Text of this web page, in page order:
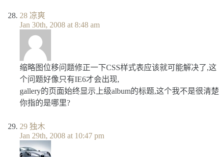
28 凉爽
Jan 30th, 2008 at 8:48 am
缩略图位移问题修正一下CSS样式表应该就可能解决了,这
个问题好像只有IE6才会出现,
gallery的页面始终显示上级album的标题,这个我不是很清楚
你指的是哪里?
29 独木
Jan 29th, 2008 at 10:47 pm